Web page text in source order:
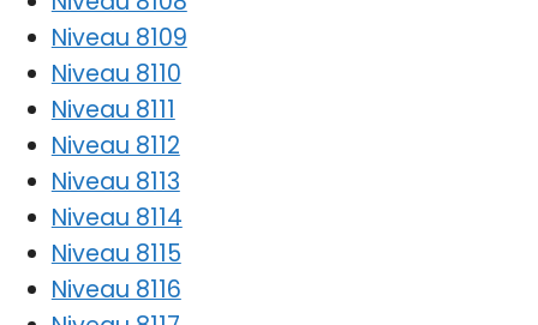
Niveau 8109
Niveau 8110
Niveau 8111
Niveau 8112
Niveau 8113
Niveau 8114
Niveau 8115
Niveau 8116